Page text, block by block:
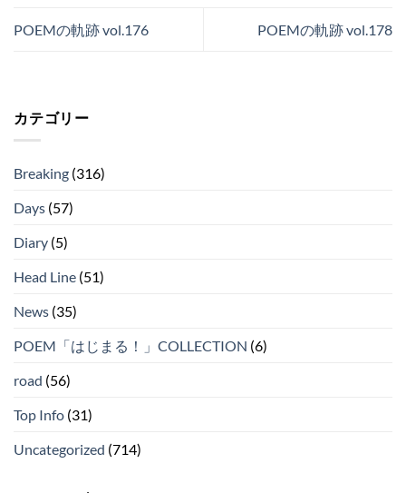
POEMの軌跡 vol.176 POEMの軌跡 vol.178
カテゴリー
Breaking (316)
Days (57)
Diary (5)
Head Line (51)
News (35)
POEM「はじまる！」COLLECTION (6)
road (56)
Top Info (31)
Uncategorized (714)